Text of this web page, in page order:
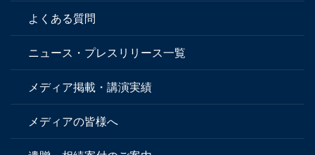
よくある質問
ニュース・プレスリリース一覧
メディア掲載・講演実績
メディアの皆様へ